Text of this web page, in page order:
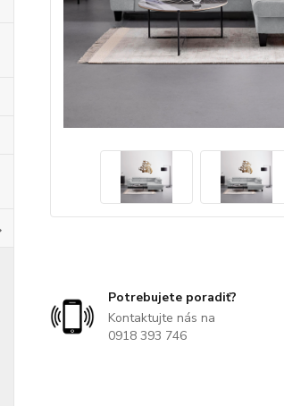
Potrebujete poradiť?
Kontaktujte nás na
0918 393 746